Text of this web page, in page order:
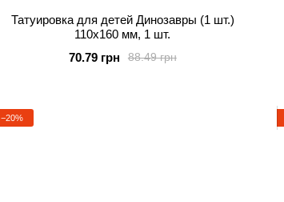
Татуировка для детей Динозавры (1 шт.)
110х160 мм, 1 шт.
88.49 грн
70.79 грн
−20%